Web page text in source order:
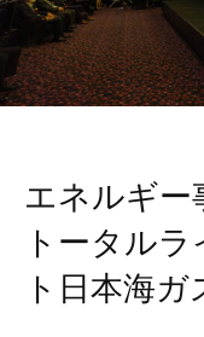
エネルギー
トータル
ト日本海ガ